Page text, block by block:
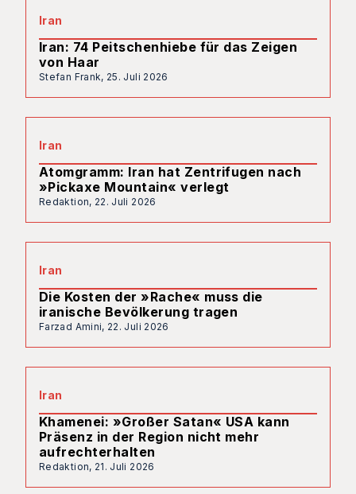
Iran
Iran: 74 Peitschenhiebe für das Zeigen
von Haar
Stefan Frank, 25. Juli 2026
Iran
Atomgramm: Iran hat Zentrifugen nach
»Pickaxe Mountain« verlegt
Redaktion, 22. Juli 2026
Iran
Die Kosten der »Rache« muss die
iranische Bevölkerung tragen
Farzad Amini, 22. Juli 2026
Iran
Khamenei: »Großer Satan« USA kann
Präsenz in der Region nicht mehr
aufrechterhalten
Redaktion, 21. Juli 2026